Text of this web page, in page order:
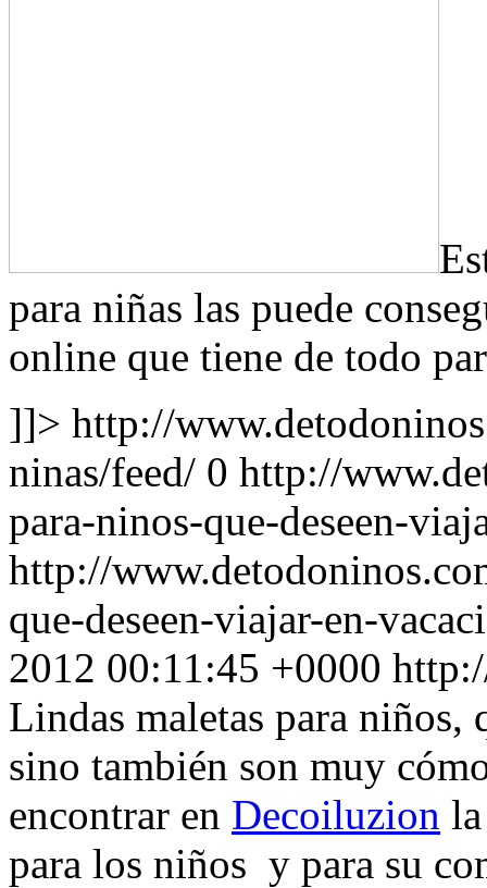
para niñas las puede
online que tiene de todo
]]> http://
ninas/feed/ 0 http://
para-ninos-que-deseen-
http://
que-deseen-viajar-en-
2012 00:11:45 +0000
Lindas maletas para
sino también son muy
encontrar en Decoiluzion
para los niños y para su